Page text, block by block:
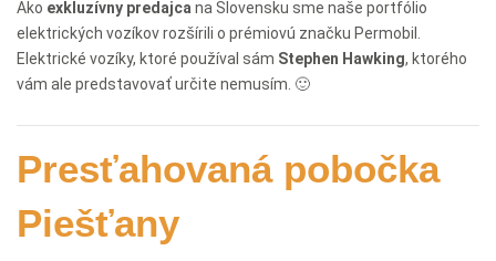
Ako exkluzívny predajca na Slovensku sme naše portfólio
elektrických vozíkov rozšírili o prémiovú značku Permobil.
Elektrické vozíky, ktoré používal sám Stephen Hawking, ktorého
vám ale predstavovať určite nemusím. 🙂
Presťahovaná pobočka
Piešťany